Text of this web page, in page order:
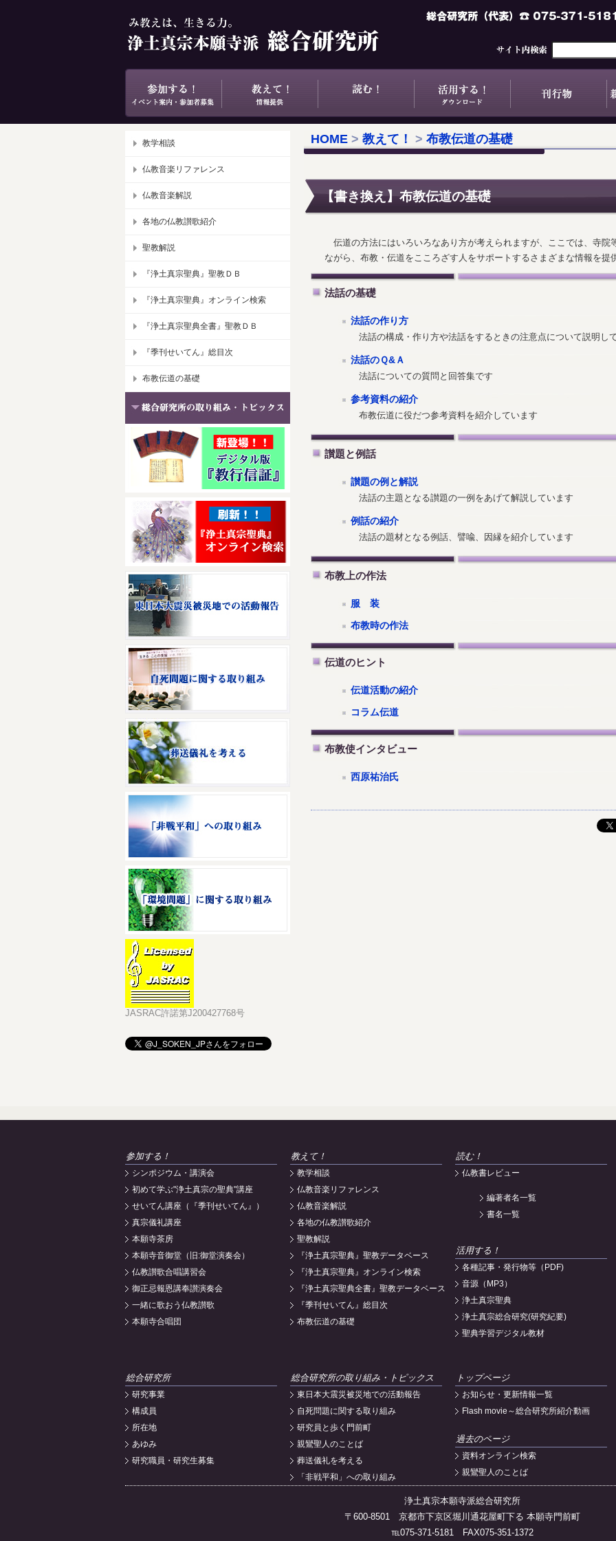
教学相談
仏教音楽リファレンス
仏教音楽解説
各地の仏教讃歌紹介
聖教解説
『浄土真宗聖典』聖教ＤＢ
『浄土真宗聖典』オンライン検索
『浄土真宗聖典全書』聖教ＤＢ
『季刊せいてん』総目次
布教伝道の基礎
JASRAC許諾第J200427768号
HOME > 教えて！ > 布教伝道の基礎
【書き換え】布教伝道の基礎
伝道の方法にはいろいろなあり方が考えられますが、ここでは、寺
ながら、布教・伝道をこころざす人をサポートするさまざまな情報を提
法話の基礎
法話の作り方
法話の構成・作り方や法話をするときの注意点について説明し
法話のＱ&Ａ
法話についての質問と回答集です
参考資料の紹介
布教伝道に役だつ参考資料を紹介しています
讃題と例話
讃題の例と解説
法話の主題となる讃題の一例をあげて解説しています
例話の紹介
法話の題材となる例話、譬喩、因縁を紹介しています
布教上の作法
服 装
布教時の作法
伝道のヒント
伝道活動の紹介
コラム伝道
布教使インタビュー
西原祐治氏
参加する！
シンポジウム・講演会
初めて学ぶ"浄土真宗の聖典"講座
せいてん講座（『季刊せいてん』）
真宗儀礼講座
本願寺茶房
本願寺音御堂（旧:御堂演奏会）
仏教讃歌合唱講習会
御正忌報恩講奉讃演奏会
一緒に歌おう仏教讃歌
本願寺合唱団
教えて！
教学相談
仏教音楽リファレンス
仏教音楽解説
各地の仏教讃歌紹介
聖教解説
『浄土真宗聖典』聖教データベース
『浄土真宗聖典』オンライン検索
『浄土真宗聖典全書』聖教データベース
『季刊せいてん』総目次
布教伝道の基礎
読む！
仏教書レビュー
編著者名一覧
書名一覧
活用する！
各種記事・発行物等（PDF)
音源（MP3）
浄土真宗聖典
浄土真宗総合研究(研究紀要)
聖典学習デジタル教材
総合研究所
研究事業
構成員
所在地
あゆみ
研究職員・研究生募集
総合研究所の取り組み・トピックス
東日本大震災被災地での活動報告
自死問題に関する取り組み
研究員と歩く門前町
親鸞聖人のことば
葬送儀礼を考える
「非戦平和」への取り組み
トップページ
お知らせ・更新情報一覧
Flash movie～総合研究所紹介動画
過去のページ
資料オンライン検索
親鸞聖人のことば
浄土真宗本願寺派総合研究所
〒600-8501 京都市下京区堀川通花屋町下る 本願寺門前町
℡075-371-5181 FAX075-351-1372